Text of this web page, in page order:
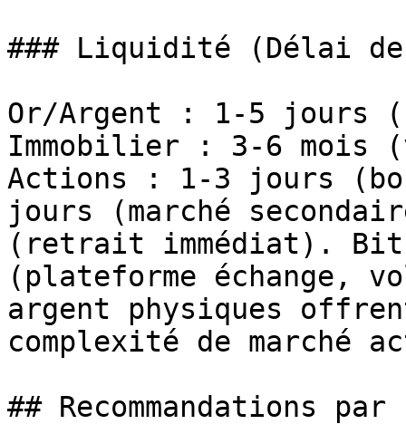
### Liquidité (Délai de
Or/Argent : 1-5 jours
Immobilier : 3-6 mois
Actions : 1-3 jours
jours (marché
(retrait immédiat).
(plateforme
argent physiques
complexité de marché
## Recommandations